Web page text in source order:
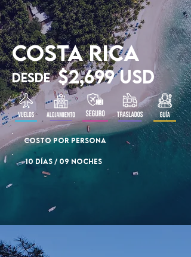
COSTA RICA
Desde $2,699 USD
COSTO POR PERSONA
10 DÍAS / 09 NOCHES